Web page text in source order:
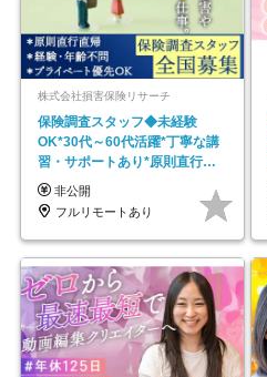
株式会社損害保険リサーチ
保険調査スタッフ◆未経験
OK*30代～60代活躍*丁寧な講
習・サポートあり*原則直行直
帰／全国募集・業務委託
非公開
フルリモートあり